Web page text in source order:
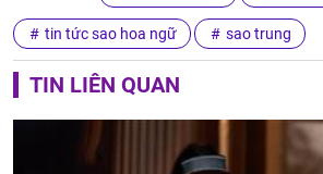
tin tức sao hoa ngữ sao trung
TIN LIÊN QUAN